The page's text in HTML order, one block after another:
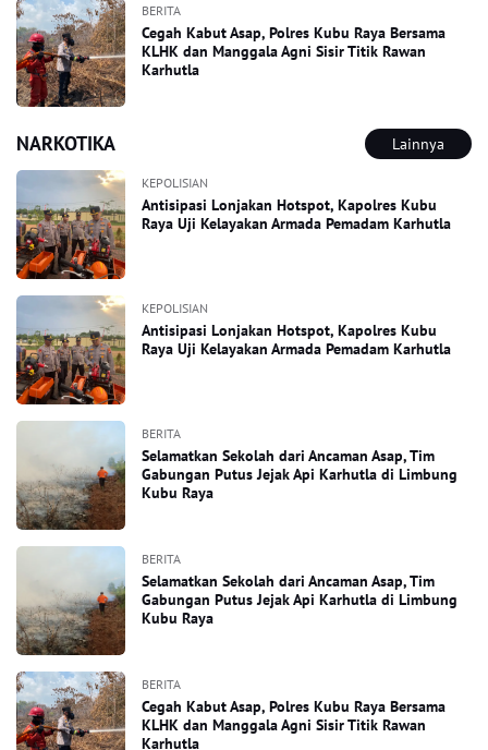
BERITA
Cegah Kabut Asap, Polres Kubu Raya Bersama
KLHK dan Manggala Agni Sisir Titik Rawan
Karhutla
NARKOTIKA Lainnya
KEPOLISIAN
Antisipasi Lonjakan Hotspot, Kapolres Kubu
Raya Uji Kelayakan Armada Pemadam Karhutla
KEPOLISIAN
Antisipasi Lonjakan Hotspot, Kapolres Kubu
Raya Uji Kelayakan Armada Pemadam Karhutla
BERITA
Selamatkan Sekolah dari Ancaman Asap, Tim
Gabungan Putus Jejak Api Karhutla di Limbung
Kubu Raya
BERITA
Selamatkan Sekolah dari Ancaman Asap, Tim
Gabungan Putus Jejak Api Karhutla di Limbung
Kubu Raya
BERITA
Cegah Kabut Asap, Polres Kubu Raya Bersama
KLHK dan Manggala Agni Sisir Titik Rawan
Karhutla